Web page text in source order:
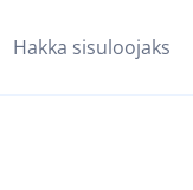
Hakka sisuloojaks